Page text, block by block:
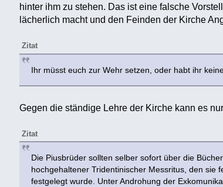
hinter ihm zu stehen. Das ist eine falsche
lächerlich macht und den Feinden der Kirche
Zitat
Ihr müsst euch zur Wehr setzen, oder habt ihr
Gegen die ständige Lehre der Kirche kann es
Zitat
Die Piusbrüder sollten selber sofort über die
hochgehaltener Tridentinischer Messritus, den sie
festgelegt wurde. Unter Androhung der